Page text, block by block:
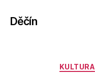
Děčín
KULTURA